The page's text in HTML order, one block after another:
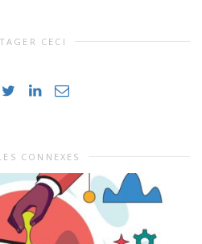
CECI
CONNEXES